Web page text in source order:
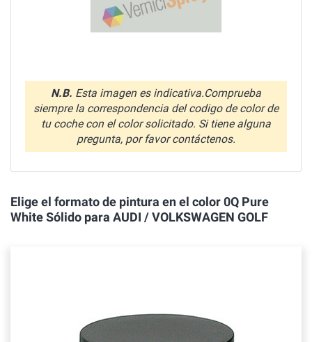
N.B. Esta imagen es indicativa.Comprueba
siempre la correspondencia del codigo de color de
tu coche con el color solicitado. Si tiene alguna
pregunta, por favor contáctenos.
Elige el formato de pintura en el color 0Q Pure
White Sólido para AUDI / VOLKSWAGEN GOLF